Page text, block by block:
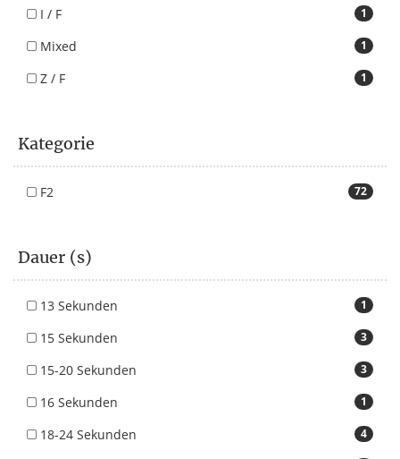
1
I / F
1
Mixed
1
Z / F
Kategorie
72
F2
Dauer (s)
1
13 Sekunden
3
15 Sekunden
3
15-20 Sekunden
1
16 Sekunden
4
18-24 Sekunden